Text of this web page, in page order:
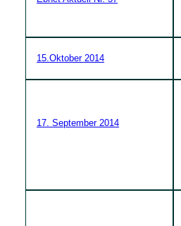
15.Oktober 2014
17. September 2014